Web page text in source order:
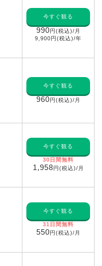
今すぐ観る
990円(税込)/月
9,900円(税込)/年
今すぐ観る
960円(税込)/月
今すぐ観る
30日間無料
1,958円(税込)/月
今すぐ観る
31日間無料
550円(税込)/月